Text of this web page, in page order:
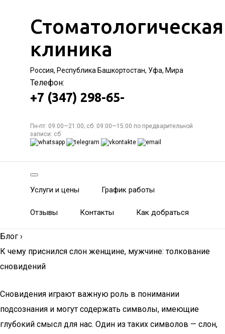
Стоматологическая
клиника
Россия, Республика Башкортостан, Уфа, Мира
Телефон:
+7 (347) 298-65-
Пн-пт: 09:00—21:00; сб: 09:00—15:00 по предварительной
записи: сб
Услуги и цены График работы
Отзывы Контакты Как добраться
Блог ›
К чему приснился слон женщине, мужчине: толкование
сновидений
Сновидения играют важную роль в понимании
подсознания и могут содержать символы, имеющие
глубокий смысл для нас. Один из таких символов — слон,